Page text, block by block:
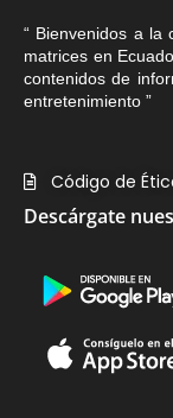
“ Bienvenidos a la
matrices en
contenidos de
entretenimiento ”
Código de
Descárgate